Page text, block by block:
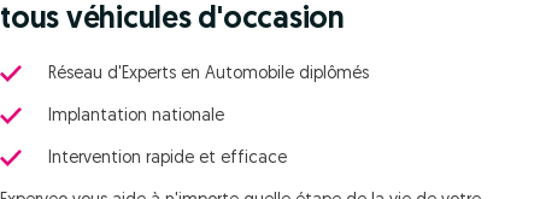
tous véhicules d'occasion
Réseau d'Experts en Automobile diplômés
Implantation nationale
Intervention rapide et efficace